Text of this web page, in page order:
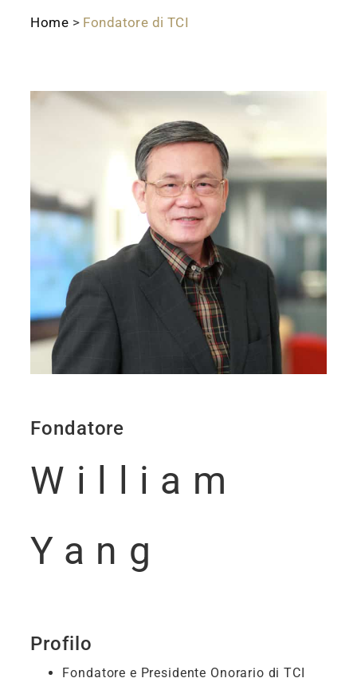
Home > Fondatore di TCI
Fondatore
William
Yang
Profilo
Fondatore e Presidente Onorario di TCI